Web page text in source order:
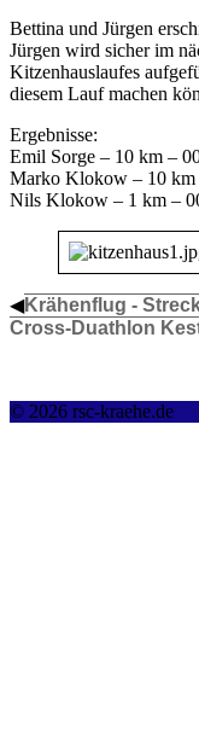
Bettina und Jürgen
Jürgen wird sicher im
Kitzenhauslaufes
diesem Lauf machen
Ergebnisse:
Emil Sorge – 10 km –
Marko Klokow – 10 km
Nils Klokow – 1 km –
◀Krähenflug -
Cross-Duathlon
© 2026 rsc-kraehe.de